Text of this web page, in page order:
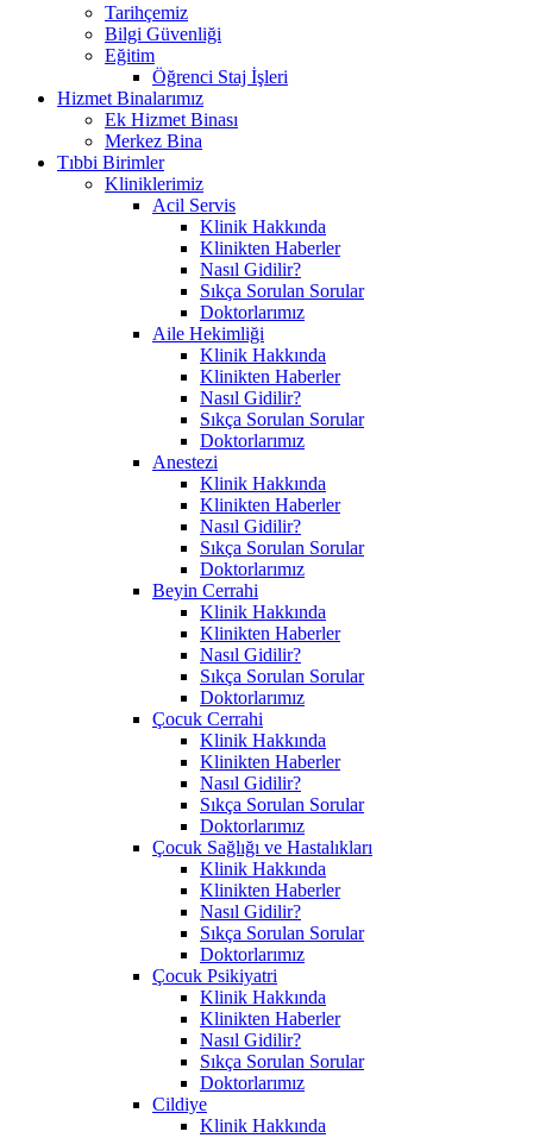
Tarihçemiz
Bilgi Güvenliği
Eğitim
Öğrenci Staj İşleri
Hizmet Binalarımız
Ek Hizmet Binası
Merkez Bina
Tıbbi Birimler
Kliniklerimiz
Acil Servis
Klinik Hakkında
Klinikten Haberler
Nasıl Gidilir?
Sıkça Sorulan Sorular
Doktorlarımız
Aile Hekimliği
Klinik Hakkında
Klinikten Haberler
Nasıl Gidilir?
Sıkça Sorulan Sorular
Doktorlarımız
Anestezi
Klinik Hakkında
Klinikten Haberler
Nasıl Gidilir?
Sıkça Sorulan Sorular
Doktorlarımız
Beyin Cerrahi
Klinik Hakkında
Klinikten Haberler
Nasıl Gidilir?
Sıkça Sorulan Sorular
Doktorlarımız
Çocuk Cerrahi
Klinik Hakkında
Klinikten Haberler
Nasıl Gidilir?
Sıkça Sorulan Sorular
Doktorlarımız
Çocuk Sağlığı ve Hastalıkları
Klinik Hakkında
Klinikten Haberler
Nasıl Gidilir?
Sıkça Sorulan Sorular
Doktorlarımız
Çocuk Psikiyatri
Klinik Hakkında
Klinikten Haberler
Nasıl Gidilir?
Sıkça Sorulan Sorular
Doktorlarımız
Cildiye
Klinik Hakkında